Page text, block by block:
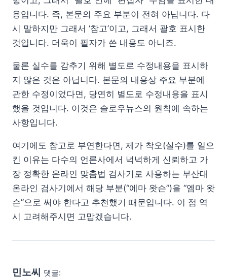
용입니다. 즉, 본문의 주요 부분이 전혀 아닙니다. 다
시 말하지만 그래서 ‘참고’이고, 그래서 괄호 표시한
것입니다. 더욱이 필자가 쓴 내용도 아니죠.
물론 실수를 감추기 위해 별도로 수정내용을 표시하
지 않은 것은 아닙니다. 본문의 내용상 주요 부분에
관한 수정이었다면, 당연히 별도로 수정내용을 표시
했을 것입니다. 이것은 슬로우뉴스의 원칙에 속하는
사항입니다.
여기에도 참고로 부연한다면, 제가 착오(실수)를 일으
킨 이유는 다수의 언론사에서 넉넉하게 신뢰하고 가
장 정확한 온라인 맞춤법 검사기로 사용하는 부산대
온라인 검사기에서 해당 부분(“에마 왓슨”)을 “엠마 왓
슨”으로 써야 한다고 추천했기 때문입니다. 이 점 역
시 고려해주시면 고맙겠습니다.
민노씨 댓글: